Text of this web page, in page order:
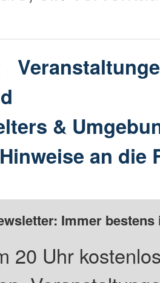
&
Hinweise an die
Immer
20 Uhr